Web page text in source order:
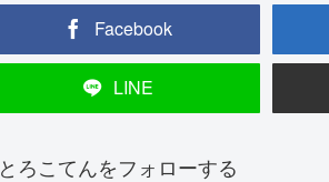
Facebook
LINE
とろこてんをフォローする